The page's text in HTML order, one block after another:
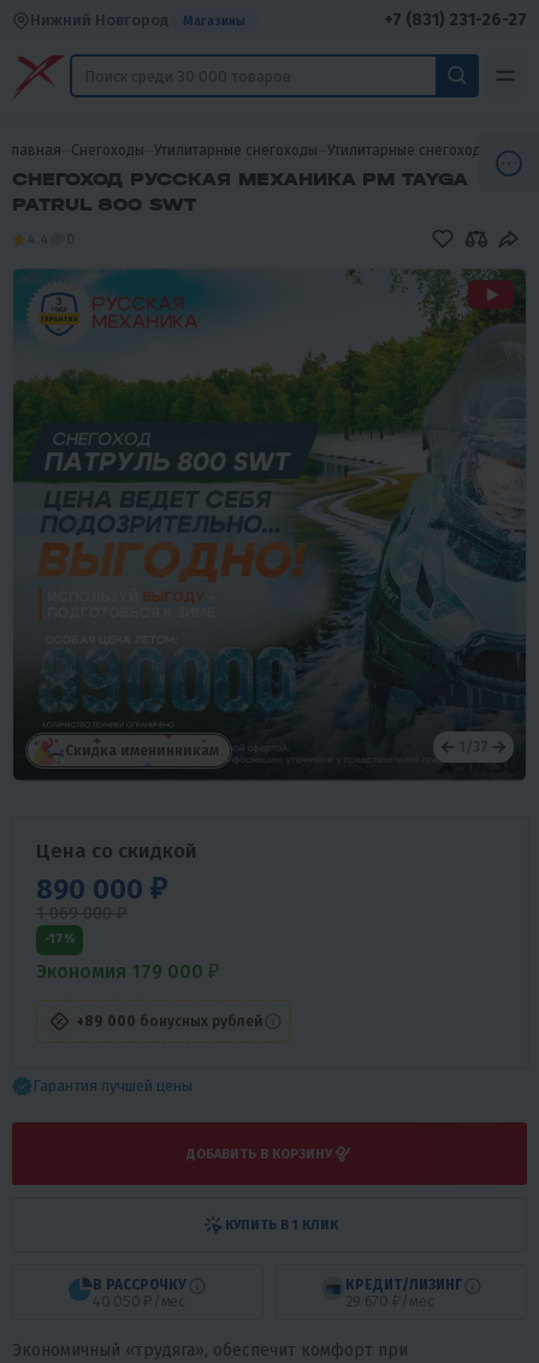
Нижний Новгород Магазины +7 (831) 231-26-27
Главная Снегоходы Утилитарные снегоходы Утилитарные снегоходы РМ
СНЕГОХОД РУССКАЯ МЕХАНИКА РМ TAYGA
PATRUL 800 SWT
Скидка именинникам / 37
Гарантия лучшей цены
Цена со скидкой
890 000 ₽
1 069 000 ₽
-17%
Экономия 179 000 ₽
+89 000 бонусных рублей
ДОБАВИТЬ В КОРЗИНУ
В РАССРОЧКУ
40 050 ₽/мес
КРЕДИТ/ЛИЗИНГ
29 670 ₽/мес
КУПИТЬ В 1 КЛИК
Экономичный «трудяга», обеспечит комфорт при